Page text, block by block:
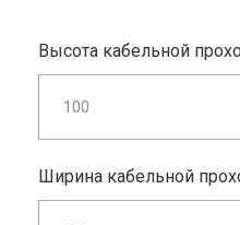
Высота кабельной
Ширина кабельной